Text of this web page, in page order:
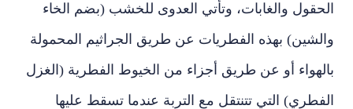
الحقول والغابات، وتأتي العدوى للخشب (بضم الخاء
والشين) بهذه الفطريات عن طريق الجراثيم المحمولة
بالهواء أو عن طريق أجزاء من الخيوط الفطرية (الغزل
الفطري) التي تتنتقل مع التربة عندما تسقط عليها